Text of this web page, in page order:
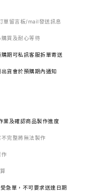
單留言板/mail發送訊息
買及耐心等待
期可私訊客服拆單寄送
貨會於預購期內通知
及確認商品製作進度
完整將無法製作
急單，不可要求送達日期